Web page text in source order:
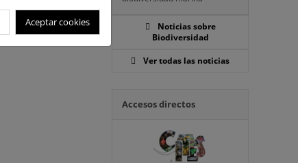
Noticias sobre
Biodiversidad
Ver todas las noticias
Accesos directos
Aceptar cookies